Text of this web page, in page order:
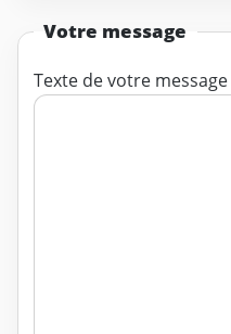
Votre message